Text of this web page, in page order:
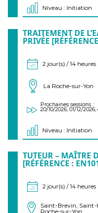
Niveau : Initiation
TRAITEMENT DE
PRIVÉE
2 jour(s) / 14 heures
La Roche-sur-Yon
Prochaines sessions :
20/10/2026, 01/12/
Niveau : Initiation
TUTEUR – MAÎTRE
[RÉFÉRENCE :
2 jour(s) / 14 heures
Saint-Brevin, Saint-
Roche-sur-Yon